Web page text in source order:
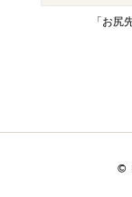
「お尻
©